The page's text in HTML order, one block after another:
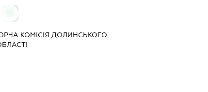
КОМІСІЯ ДОЛИНСЬКОГО